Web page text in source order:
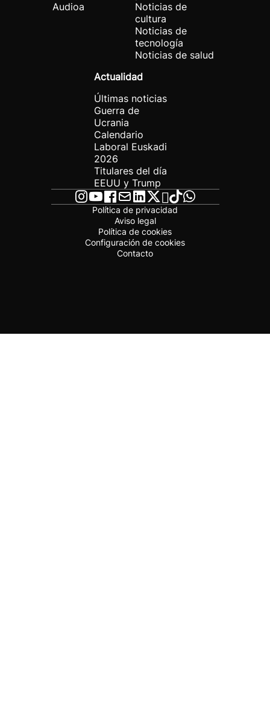
Audioa
Noticias de
cultura
Noticias de
tecnología
Noticias de salud
Actualidad
Últimas noticias
Guerra de
Ucrania
Calendario
Laboral Euskadi
2026
Titulares del día
EEUU y Trump
Política de privacidad
Aviso legal
Política de cookies
Configuración de cookies
Contacto